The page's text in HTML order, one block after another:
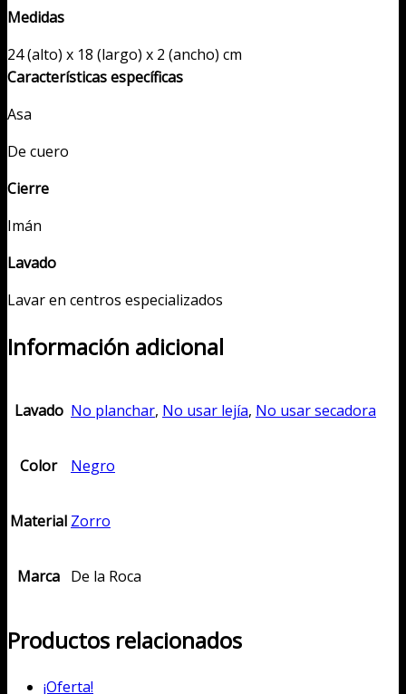
Medidas
24 (alto) x 18 (largo) x 2 (ancho) cm
Características específicas
Asa
De cuero
Cierre
Imán
Lavado
Lavar en centros especializados
Información adicional
Lavado No planchar, No usar lejía, No usar secadora
Color Negro
Material Zorro
Marca De la Roca
Productos relacionados
¡Oferta!